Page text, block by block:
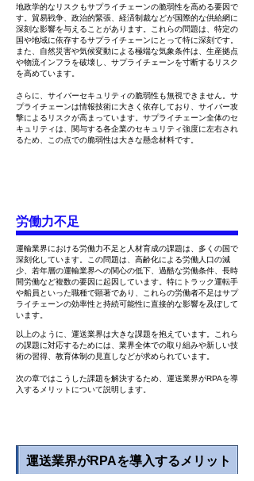
地政学的なリスクもサプライチェーンの脆弱性を高める要因で
す。貿易戦争、政治的緊張、経済制裁などが国際的な供給網に
深刻な影響を与えることがあります。これらの問題は、特定の
国や地域に依存するサプライチェーンにとって特に深刻です。
また、自然災害や気候変動による極端な気象条件は、生産拠点
や物流インフラを破壊し、サプライチェーンを寸断するリスク
を高めています。
さらに、サイバーセキュリティの脆弱性も無視できません。サ
プライチェーンは情報技術に大きく依存しており、サイバー攻
撃によるリスクが高まっています。サプライチェーン全体のセ
キュリティは、関与する各企業のセキュリティ強度に左右され
るため、この点での脆弱性は大きな懸念材料です。
運輸業界における労働力不足と人材育成の課題は、多くの国で
深刻化しています。この問題は、高齢化による労働人口の減
少、若年層の運輸業界への関心の低下、過酷な労働条件、長時
間労働など複数の要因に起因しています。特にトラック運転手
や船員といった職種で顕著であり、これらの労働者不足はサプ
ライチェーンの効率性と持続可能性に直接的な影響を及ぼして
います。
労働力不足
以上のように、運送業界は大きな課題を抱えています。これら
の課題に対応するためには、業界全体での取り組みや新しい技
術の習得、教育体制の見直しなどが求められています。
次の章ではこうした課題を解決するため、運送業界がRPAを導
入するメリットについて説明します。
運送業界がRPAを導入するメリット